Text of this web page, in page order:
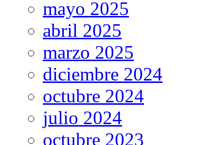
mayo 2025
abril 2025
marzo 2025
diciembre 2024
octubre 2024
julio 2024
octubre 2023